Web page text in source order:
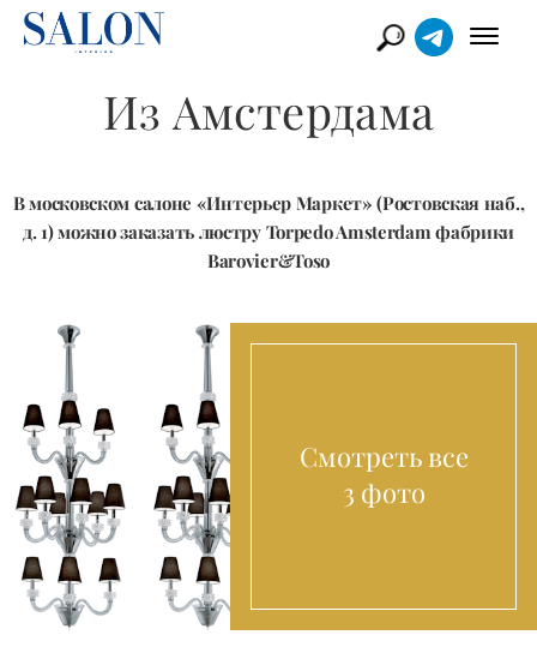
Из Амстердама
В московском салоне «Интерьер Маркет» (Ростовская наб.,
д. 1) можно заказать люстру Torpedo Amsterdam фабрики
Barovier&Toso
Смотреть все
3 фото